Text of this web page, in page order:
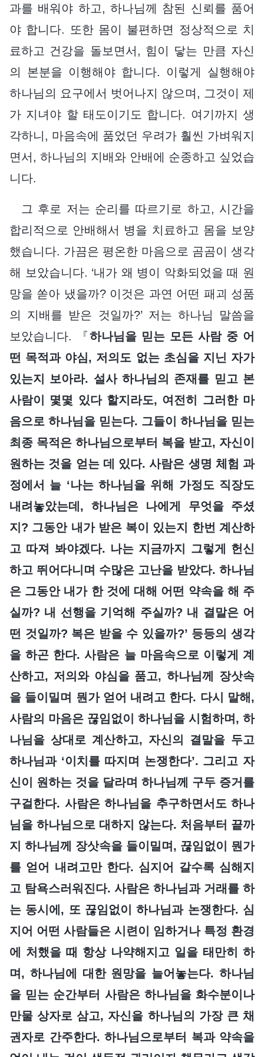
과를 배워야 하고, 하나님께 참된 신뢰를 품어
야 합니다. 또한 몸이 불편하면 정상적으로 치
료하고 건강을 돌보면서, 힘이 닿는 만큼 자신
의 본분을 이행해야 합니다. 이렇게 실행해야
하나님의 요구에서 벗어나지 않으며, 그것이 제
가 지녀야 할 태도이기도 합니다. 여기까지 생
각하니, 마음속에 품었던 우려가 훨씬 가벼워지
면서, 하나님의 지배와 안배에 순종하고 싶었습
니다.
그 후로 저는 순리를 따르기로 하고, 시간을
합리적으로 안배해서 병을 치료하고 몸을 보양
했습니다. 가끔은 평온한 마음으로 곰곰이 생각
해 보았습니다. ‘내가 왜 병이 악화되었을 때 원
망을 쏟아 냈을까? 이것은 과연 어떤 패괴 성품
의 지배를 받은 것일까?’ 저는 하나님 말씀을
보았습니다. 『하나님을 믿는 모든 사람 중 어
떤 목적과 야심, 저의도 없는 초심을 지닌 자가
있는지 보아라. 설사 하나님의 존재를 믿고 본
사람이 몇몇 있다 할지라도, 여전히 그러한 마
음으로 하나님을 믿는다. 그들이 하나님을 믿는
최종 목적은 하나님으로부터 복을 받고, 자신이
원하는 것을 얻는 데 있다. 사람은 생명 체험 과
정에서 늘 ‘나는 하나님을 위해 가정도 직장도
내려놓았는데, 하나님은 나에게 무엇을 주셨
지? 그동안 내가 받은 복이 있는지 한번 계산하
고 따져 봐야겠다. 나는 지금까지 그렇게 헌신
하고 뛰어다니며 수많은 고난을 받았다. 하나님
은 그동안 내가 한 것에 대해 어떤 약속을 해 주
실까? 내 선행을 기억해 주실까? 내 결말은 어
떤 것일까? 복은 받을 수 있을까?’ 등등의 생각
을 하곤 한다. 사람은 늘 마음속으로 이렇게 계
산하고, 저의와 야심을 품고, 하나님께 장삿속
을 들이밀며 뭔가 얻어 내려고 한다. 다시 말해,
사람의 마음은 끊임없이 하나님을 시험하며, 하
나님을 상대로 계산하고, 자신의 결말을 두고
하나님과 ‘이치를 따지며 논쟁한다’. 그리고 자
신이 원하는 것을 달라며 하나님께 구두 증거를
구걸한다. 사람은 하나님을 추구하면서도 하나
님을 하나님으로 대하지 않는다. 처음부터 끝까
지 하나님께 장삿속을 들이밀며, 끊임없이 뭔가
를 얻어 내려고만 한다. 심지어 갈수록 심해지
고 탐욕스러워진다. 사람은 하나님과 거래를 하
는 동시에, 또 끊임없이 하나님과 논쟁한다. 심
지어 어떤 사람들은 시련이 임하거나 특정 환경
에 처했을 때 항상 나약해지고 일을 태만히 하
며, 하나님에 대한 원망을 늘어놓는다. 하나님
을 믿는 순간부터 사람은 하나님을 화수분이나
만물 상자로 삼고, 자신을 하나님의 가장 큰 채
권자로 간주한다. 하나님으로부터 복과 약속을